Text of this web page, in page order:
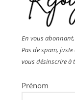
En vous
Pas de spam,
vous désinscrire à
Prénom